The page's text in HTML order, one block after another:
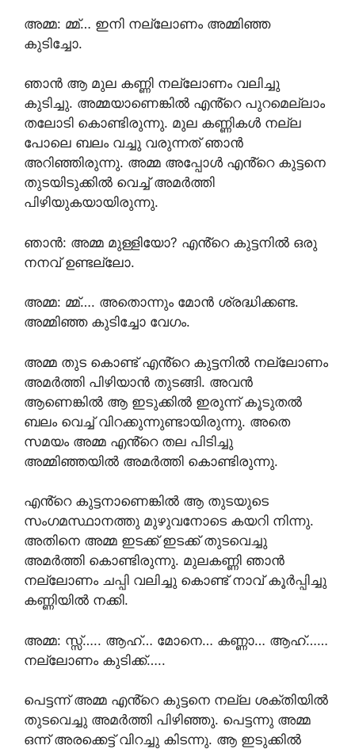
അമ്മ: മ്മ്… ഇനി നല്ലോണം അമ്മിഞ്ഞ
കുടിച്ചോ.
ഞാൻ ആ മുല കണ്ണി നല്ലോണം വലിച്ചു
കുടിച്ചു. അമ്മയാണെങ്കിൽ എൻ്റെ പുറമെല്ലാം
തലോടി കൊണ്ടിരുന്നു. മുല കണ്ണികൾ നല്ല
പോലെ ബലം വച്ചു വരുന്നത് ഞാൻ
അറിഞ്ഞിരുന്നു. അമ്മ അപ്പോൾ എൻ്റെ കുട്ടനെ
തുടയിടുക്കിൽ വെച്ച് അമർത്തി
പിഴിയുകയായിരുന്നു.
ഞാൻ: അമ്മ മുള്ളിയോ? എൻ്റെ കുട്ടനിൽ ഒരു
നനവ് ഉണ്ടല്ലോ.
അമ്മ: മ്മ്…. അതൊന്നും മോൻ ശ്രദ്ധിക്കണ്ട.
അമ്മിഞ്ഞ കുടിച്ചോ വേഗം.
അമ്മ തുട കൊണ്ട് എൻ്റെ കുട്ടനിൽ നല്ലോണം
അമർത്തി പിഴിയാൻ തുടങ്ങി. അവൻ
ആണെങ്കിൽ ആ ഇടുക്കിൽ ഇരുന്ന് കൂടുതൽ
ബലം വെച്ച് വിറക്കുന്നുണ്ടായിരുന്നു. അതെ
സമയം അമ്മ എൻ്റെ തല പിടിച്ചു
അമ്മിഞ്ഞയിൽ അമർത്തി കൊണ്ടിരുന്നു.
എൻ്റെ കുട്ടനാണെങ്കിൽ ആ തുടയുടെ
സംഗമസ്ഥാനത്തു മുഴുവനോടെ കയറി നിന്നു.
അതിനെ അമ്മ ഇടക്ക് ഇടക്ക് തുടവെച്ചു
അമർത്തി കൊണ്ടിരുന്നു. മുലകണ്ണി ഞാൻ
നല്ലോണം ചപ്പി വലിച്ചു കൊണ്ട് നാവ് കൂർപ്പിച്ചു
കണ്ണിയിൽ നക്കി.
അമ്മ: സ്സ്‌….. ആഹ്… മോനെ… കണ്ണാ… ആഹ്……
നല്ലോണം കുടിക്ക്…..
പെട്ടന്ന് അമ്മ എൻ്റെ കുട്ടനെ നല്ല ശക്തിയിൽ
തുടവെച്ചു അമർത്തി പിഴിഞ്ഞു. പെട്ടന്നു അമ്മ
ഒന്ന് അരക്കെട്ട് വിറച്ചു കിടന്നു. ആ ഇടുക്കിൽ